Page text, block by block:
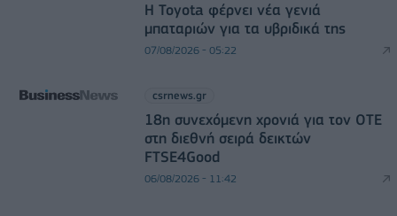
Η Toyota φέρνει νέα γενιά
μπαταριών για τα υβριδικά της
07/08/2026 - 05:22
csrnews.gr
18η συνεχόμενη χρονιά για τον ΟΤΕ
στη διεθνή σειρά δεικτών
FTSE4Good
06/08/2026 - 11:42